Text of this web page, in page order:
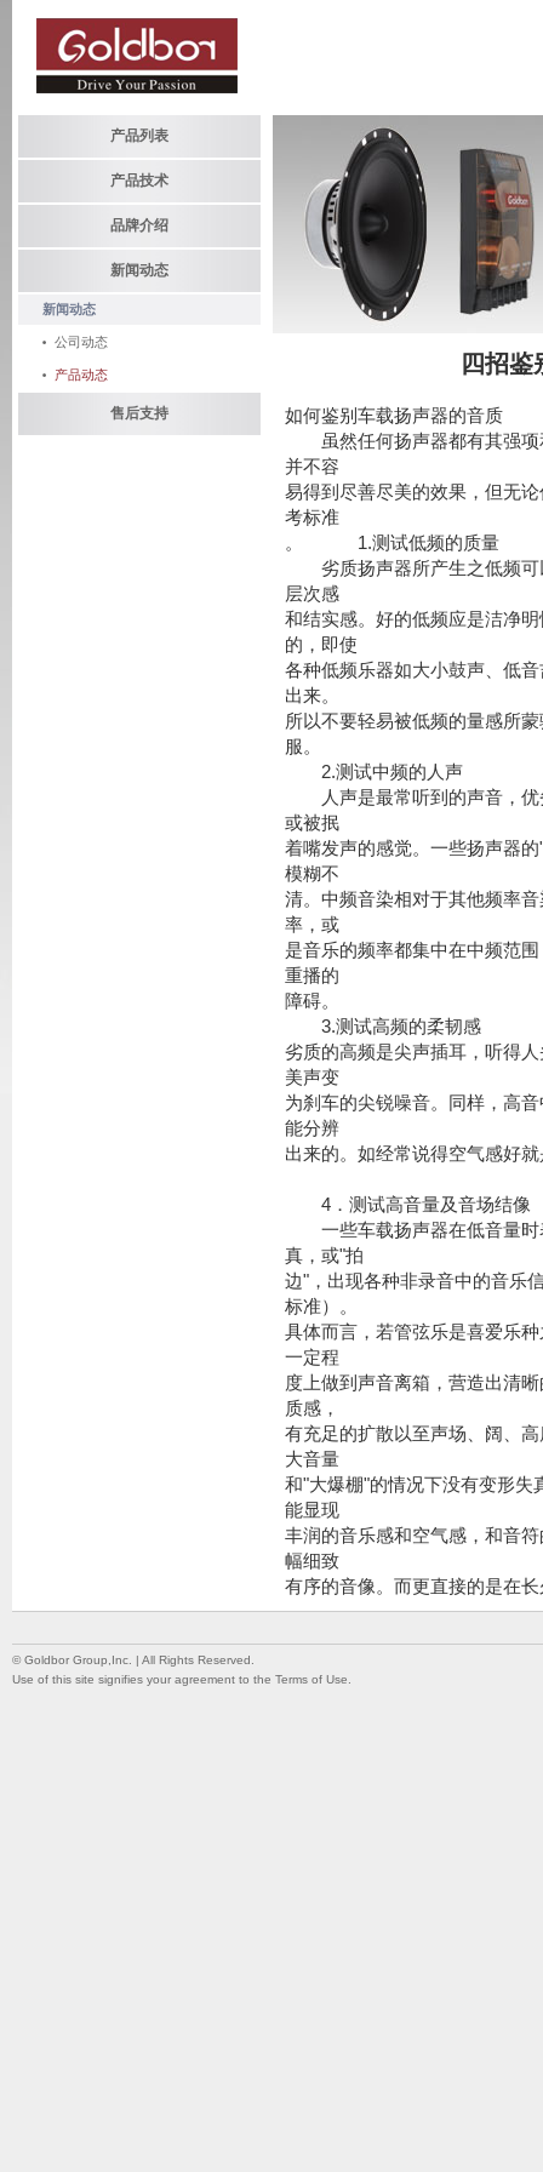
产品列表
产品技术
品牌介绍
新闻动态
新闻动态
公司动态
产品动态
售后支持
四招鉴
如何鉴别车载扬声器的音质
虽然任何扬声器都有其强项
并不容
易得到尽善尽美的效果，但无
考标准
。 1.测试低频的质量
劣质扬声器所产生之低频可
层次感
和结实感。好的低频应是洁净
的，即使
各种低频乐器如大小鼓声、低
出来。
所以不要轻易被低频的量感所
服。
2.测试中频的人声
人声是最常听到的声音，优
或被抿
着嘴发声的感觉。一些扬声器
模糊不
清。中频音染相对于其他频率
率，或
是音乐的频率都集中在中频范
重播的
障碍。
3.测试高频的柔韧感
劣质的高频是尖声插耳，听得
美声变
为刹车的尖锐噪音。同样，高
能分辨
出来的。如经常说得空气感好
4．测试高音量及音场
一些车载扬声器在低音量时
真，或"拍
边"，出现各种非录音中的音乐
标准）。
具体而言，若管弦乐是喜爱乐
一定程
度上做到声音离箱，营造出清
质感，
有充足的扩散以至声场、阔、
大音量
和"大爆棚"的情况下没有变形失
能显现
丰润的音乐感和空气感，和音
幅细致
有序的音像。而更直接的是在
© Goldbor Group,Inc. | All Rights Reserved.
Use of this site signifies your agreement to the Terms of Use.